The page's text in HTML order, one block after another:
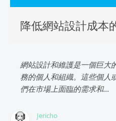
降低網站設計成本
網站設計和維護是一個巨大
務的個人和組織。這些個人
們在市場上面臨的需求和...
Jericho